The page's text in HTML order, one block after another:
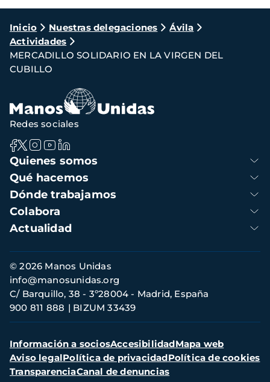
Ruta
de
navegación
Inicio Nuestras delegaciones
Ávila
Actividades
MERCADILLO SOLIDARIO EN LA VIRGEN DEL
CUBILLO
Navegación
principal
Quienes somos
Qué hacemos
Dónde trabajamos
Colabora
Actualidad
Redes sociales
Información
de
contacto
© 2026 Manos Unidas
C/ Barquillo, 38 - 3º28004 - Madrid, España
900 811 888
BIZUM 33439
info@manosunidas.org
Menú
secundario
Información a sociosAccesibilidadMapa web
Aviso legalPolítica de privacidadPolítica de cookies
TransparenciaCanal de denuncias